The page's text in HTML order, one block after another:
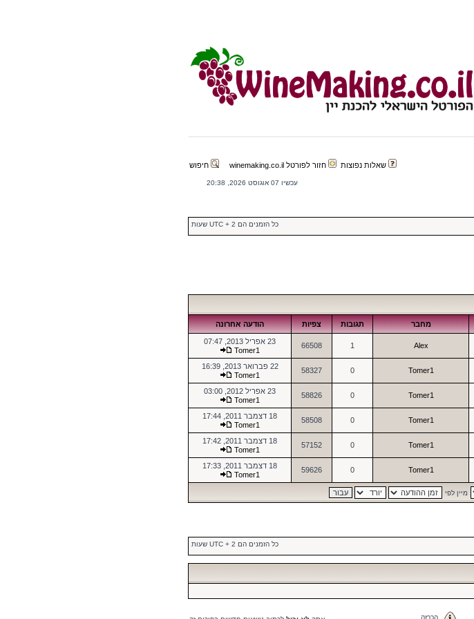
שאלות נפוצות חזור לפורטל winemaking.co.il חיפוש
עכשיו 07 אוגוסט 2026, 20:38
כל הזמנים הם UTC + 2 שעות
מחבר תגובות צפיות הודעה אחרונה
Alex
1
66508
23 אפריל 2013, 07:47
Tomer1
Tomer1
0
58327
22 פברואר 2013, 16:39
Tomer1
Tomer1
0
58826
23 אפריל 2012, 03:00
Tomer1
Tomer1
0
58508
18 דצמבר 2011, 17:44
Tomer1
Tomer1
0
57152
18 דצמבר 2011, 17:42
Tomer1
Tomer1
0
59626
18 דצמבר 2011, 17:33
Tomer1
מיין לפי
כל הזמנים הם UTC + 2 שעות
הכרזה